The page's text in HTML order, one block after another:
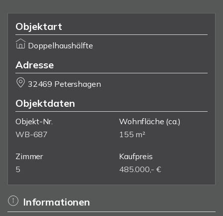
Objektart
Doppelhaushälfte
Adresse
32469 Petershagen
Objektdaten
Objekt-Nr.
WB-687
Wohnfläche (ca.)
155 m²
Zimmer
5
Kaufpreis
485.000,- €
Informationen